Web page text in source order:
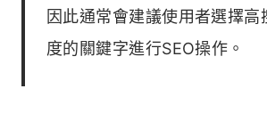
因此通常會建議使用者選擇
度的關鍵字進行SEO操作。